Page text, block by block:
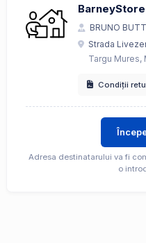
BRUNO
Strada
Targu Mures,
Condiții
Adresa destinatarului va fi
o